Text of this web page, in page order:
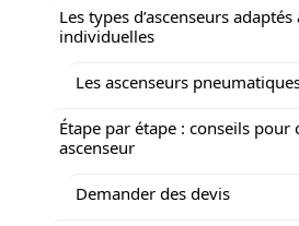
Les types d’ascenseurs
individuelles
Les ascenseurs
Étape par étape : conseils pour
ascenseur
Demander des devis